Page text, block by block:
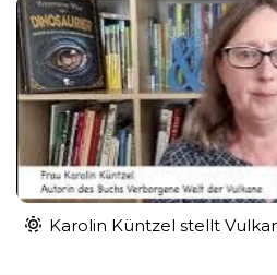
Karolin Küntzel stellt